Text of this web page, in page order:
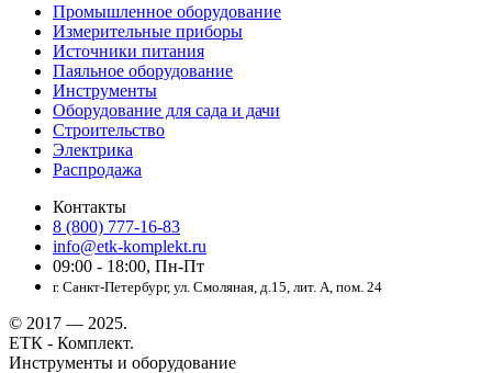
Промышленное оборудование
Измерительные приборы
Источники питания
Паяльное оборудование
Инструменты
Оборудование для сада и дачи
Строительство
Электрика
Распродажа
Контакты
8 (800) 777-16-83
info@etk-komplekt.ru
09:00 - 18:00, Пн-Пт
г. Санкт-Петербург, ул. Смоляная, д.15, лит. А, пом. 24
© 2017 — 2025.
ЕТК - Комплект.
Инструменты и оборудование